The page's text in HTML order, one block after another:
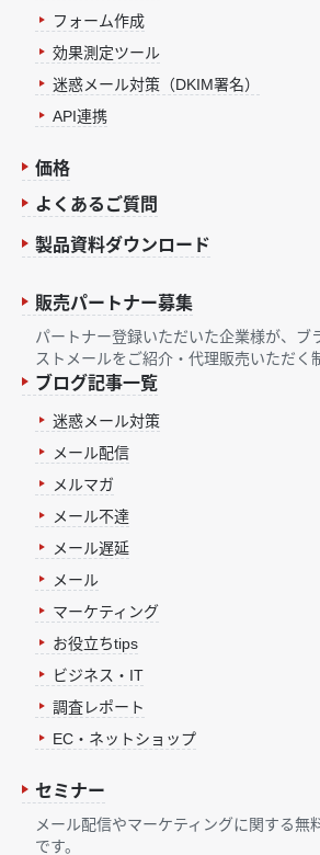
フォーム作成
効果測定ツール
迷惑メール対策（DKIM署名）
API連携
価格
よくあるご質問
製品資料ダウンロード
販売パートナー募集
パートナー登録いただいた企業様が、ブ
ストメールをご紹介・代理販売いただく
ブログ記事一覧
迷惑メール対策
メール配信
メルマガ
メール不達
メール遅延
メール
マーケティング
お役立ちtips
ビジネス・IT
調査レポート
EC・ネットショップ
セミナー
メール配信やマーケティングに関する無
です。